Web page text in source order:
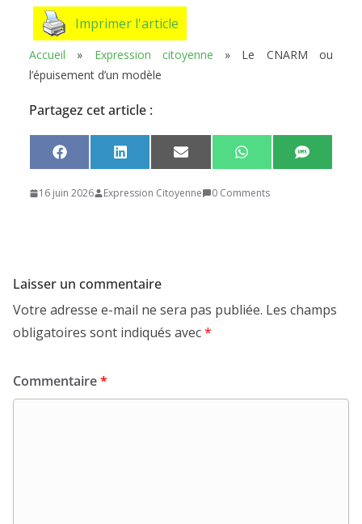
Imprimer l'article
Accueil » Expression citoyenne » Le CNARM ou
l’épuisement d’un modèle
Partagez cet article :
Share
on
F
a
e
Share
on
L
i
k
Share
on
E
m
i
Share
on
W
h
t
Share
on
S
M
16 juin 2026 Expression Citoyenne 0 Comments
Laisser un commentaire
Votre adresse e-mail ne sera pas publiée. Les champs
obligatoires sont indiqués avec*
Commentaire*